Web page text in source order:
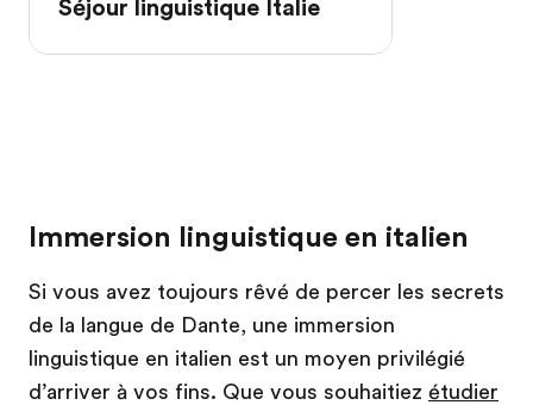
Séjour linguistique Italie
Immersion linguistique en italien
Si vous avez toujours rêvé de percer les secrets
de la langue de Dante, une immersion
linguistique en italien est un moyen privilégié
d’arriver à vos fins. Que vous souhaitiez étudier